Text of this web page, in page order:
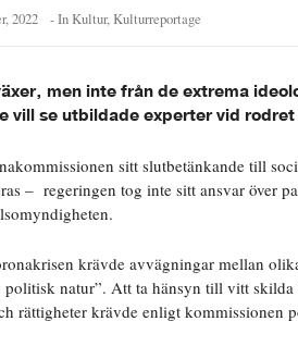
2022 - In Kultur, Kulturreportage
men inte från de extrema
vill se utbildade experter vid
sitt slutbetänkande till
– regeringen tog inte sitt ansvar över
krävde avvägningar mellan
natur”. Att ta hänsyn till vitt skilda
rättigheter krävde enligt kommissionen